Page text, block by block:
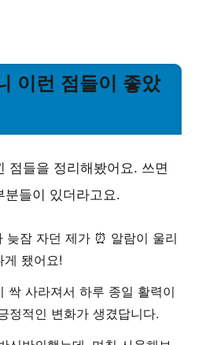
이런 점들이 좋았
점들을 정리해봤어요. 쓰면
분들이 있더라고요.
늦잠 자던 제가 ⏰ 알람이 울리
게 됐어요!
싹 사라져서 하루 종일 활력이
정적인 변화가 생겼답니다.